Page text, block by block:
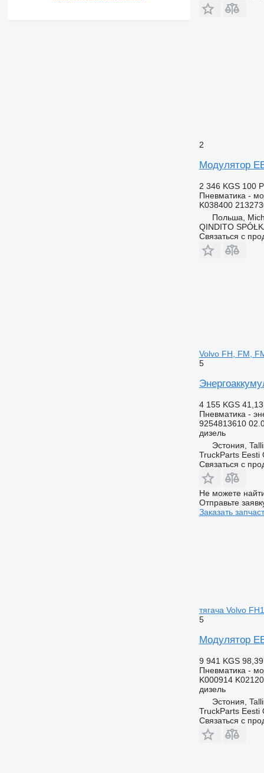
2
Модулятор
2 346 KGS 100
Пневматика -
K038400
Польша,
QINDITO
Связаться с
Volvo FH, FM,
5
4 155 KGS
Пневматика -
9254813610
дизель
Эстония,
TruckParts Eesti
Связаться с
Не можете
Отправьте
Заказать
тягача Volvo
5
Модулятор
9 941 KGS
Пневматика -
K000914
дизель
Эстония,
TruckParts Eesti
Связаться с